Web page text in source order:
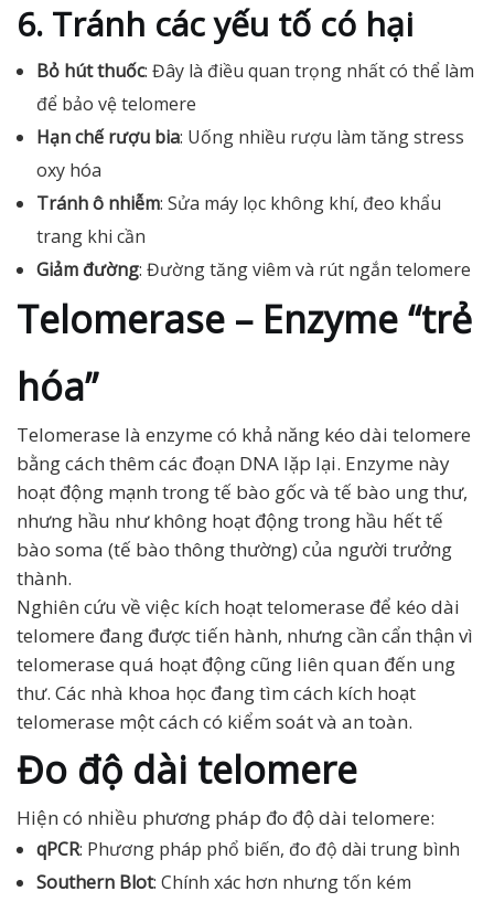
6. Tránh các yếu tố có hại
Bỏ hút thuốc: Đây là điều quan trọng nhất có thể làm
để bảo vệ telomere
Hạn chế rượu bia: Uống nhiều rượu làm tăng stress
oxy hóa
Tránh ô nhiễm: Sửa máy lọc không khí, đeo khẩu
trang khi cần
Giảm đường: Đường tăng viêm và rút ngắn telomere
Telomerase – Enzyme “trẻ
hóa”
Telomerase là enzyme có khả năng kéo dài telomere
bằng cách thêm các đoạn DNA lặp lại. Enzyme này
hoạt động mạnh trong tế bào gốc và tế bào ung thư,
nhưng hầu như không hoạt động trong hầu hết tế
bào soma (tế bào thông thường) của người trưởng
thành.
Nghiên cứu về việc kích hoạt telomerase để kéo dài
telomere đang được tiến hành, nhưng cần cẩn thận vì
telomerase quá hoạt động cũng liên quan đến ung
thư. Các nhà khoa học đang tìm cách kích hoạt
telomerase một cách có kiểm soát và an toàn.
Đo độ dài telomere
Hiện có nhiều phương pháp đo độ dài telomere:
qPCR: Phương pháp phổ biến, đo độ dài trung bình
Southern Blot: Chính xác hơn nhưng tốn kém